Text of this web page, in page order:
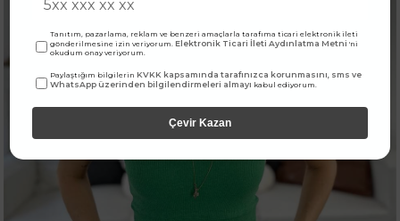
Tanıtım, pazarlama, reklam ve benzeri amaçlarla tarafıma ticari elektronik ileti
gönderilmesine izin veriyorum.Elektronik Ticari İleti Aydınlatma Metni 'ni
okudum onay veriyorum.
Paylaştığım bilgilerinKVKK kapsamında tarafınızca korunmasını, sms ve
WhatsApp üzerinden bilgilendirmeleri almayı kabul ediyorum.
Çevir Kazan